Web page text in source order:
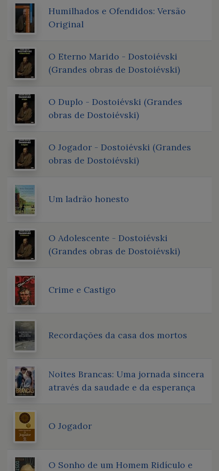
Humilhados e Ofendidos: Versão
Original
O Eterno Marido - Dostoiévski
(Grandes obras de Dostoiévski)
O Duplo - Dostoiévski (Grandes
obras de Dostoiévski)
O Jogador - Dostoiévski (Grandes
obras de Dostoiévski)
Um ladrão honesto
O Adolescente - Dostoiévski
(Grandes obras de Dostoiévski)
Crime e Castigo
Recordações da casa dos mortos
Noites Brancas: Uma jornada sincera
através da saudade e da esperança
O Jogador
O Sonho de um Homem Ridículo e